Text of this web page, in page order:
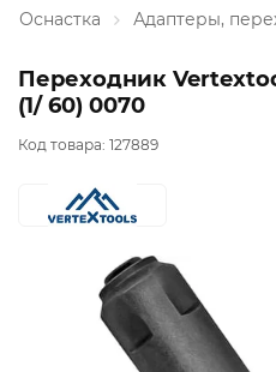
Оснастка
Адаптеры,
Переходник
(1/ 60) 0070
Код товара: 127889